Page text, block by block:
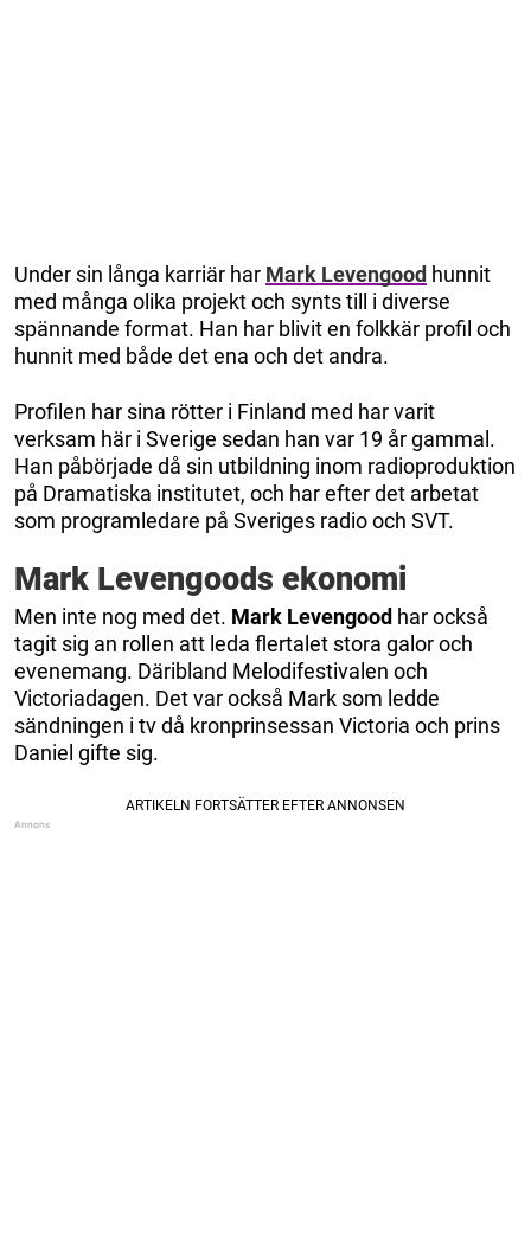
Under sin långa karriär har Mark Levengood hunnit
med många olika projekt och synts till i diverse
spännande format. Han har blivit en folkkär profil och
hunnit med både det ena och det andra.
Profilen har sina rötter i Finland med har varit
verksam här i Sverige sedan han var 19 år gammal.
Han påbörjade då sin utbildning inom radioproduktion
på Dramatiska institutet, och har efter det arbetat
som programledare på Sveriges radio och SVT.
Mark Levengoods ekonomi
Men inte nog med det. Mark Levengood har också
tagit sig an rollen att leda flertalet stora galor och
evenemang. Däribland Melodifestivalen och
Victoriadagen. Det var också Mark som ledde
sändningen i tv då kronprinsessan Victoria och prins
Daniel gifte sig.